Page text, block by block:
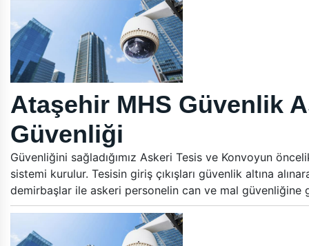
Ataşehir MHS Güvenlik
Güvenliği
Güvenliğini sağladığımız Askeri Tesis ve Konvoyun
sistemi kurulur. Tesisin giriş çıkışları güvenlik altına
demirbaşlar ile askeri personelin can ve mal